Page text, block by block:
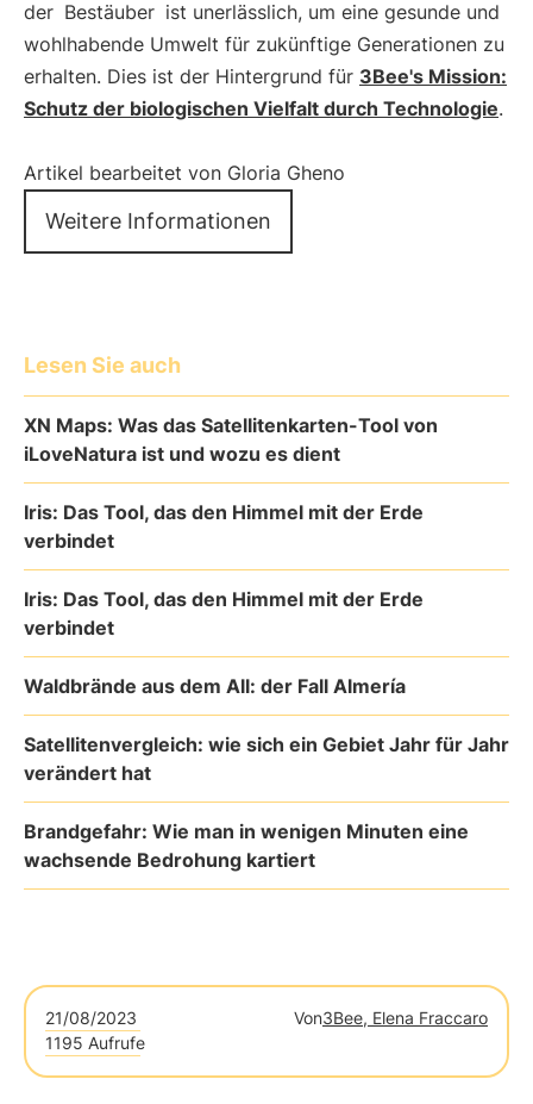
der Bestäuber ist unerlässlich, um eine gesunde und
wohlhabende Umwelt für zukünftige Generationen zu
erhalten. Dies ist der Hintergrund für 3Bee's Mission:
Schutz der biologischen Vielfalt durch Technologie.
Artikel bearbeitet von Gloria Gheno
Weitere Informationen
Lesen Sie auch
XN Maps: Was das Satellitenkarten-Tool von
iLoveNatura ist und wozu es dient
Iris: Das Tool, das den Himmel mit der Erde
verbindet
Iris: Das Tool, das den Himmel mit der Erde
verbindet
Waldbrände aus dem All: der Fall Almería
Satellitenvergleich: wie sich ein Gebiet Jahr für Jahr
verändert hat
Brandgefahr: Wie man in wenigen Minuten eine
wachsende Bedrohung kartiert
21/08/2023 Von3Bee, Elena Fraccaro
1195 Aufrufe